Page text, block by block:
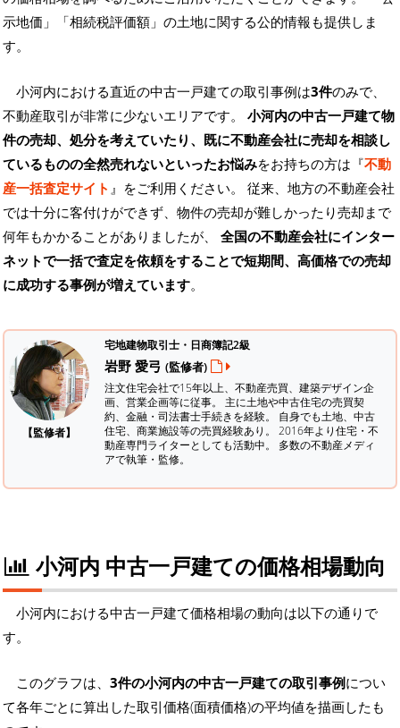
示地価」「相続税評価額」の土地に関する公的情報も提供しま
す。
小河内における直近の中古一戸建ての取引事例は3件のみで、
不動産取引が非常に少ないエリアです。 小河内の中古一戸建て物
件の売却、処分を考えていたり、既に不動産会社に売却を相談し
ているものの全然売れないといったお悩みをお持ちの方は『不動
産一括査定サイト 』をご利用ください。 従来、地方の不動産会社
では十分に客付けができず、物件の売却が難しかったり売却まで
何年もかかることがありましたが、 全国の不動産会社にインター
ネットで一括で査定を依頼をすることで短期間、高価格での売却
に成功する事例が増えています。
【監修者】
宅地建物取引士・日商簿記2級
岩野 愛弓 (監修者)
注文住宅会社で15年以上、不動産売買、建築デザイン企
画、営業企画等に従事。 主に土地や中古住宅の売買契
約、金融・司法書士手続きを経験。 自身でも土地、中古
住宅、商業施設等の売買経験あり。 2016年より住宅・不
動産専門ライターとしても活動中。 多数の不動産メディ
アで執筆・監修。
小河内 中古一戸建ての価格相場動向
小河内における中古一戸建て価格相場の動向は以下の通りで
す。
このグラフは、 3件の小河内の中古一戸建ての取引事例につい
て各年ごとに算出した取引価格(面積価格)の平均値を描画したも